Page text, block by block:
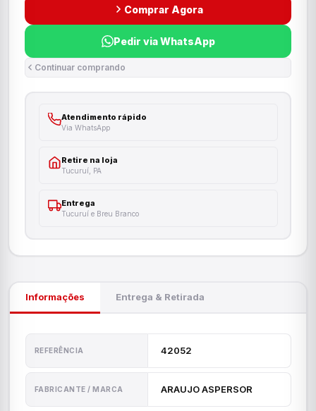
Comprar Agora
Pedir via WhatsApp
Continuar comprando
Atendimento rápido
Via WhatsApp
Retire na loja
Tucuruí, PA
Entrega
Tucuruí e Breu Branco
Informações Entrega & Retirada
REFERÊNCIA 42052
FABRICANTE / MARCA ARAUJO ASPERSOR